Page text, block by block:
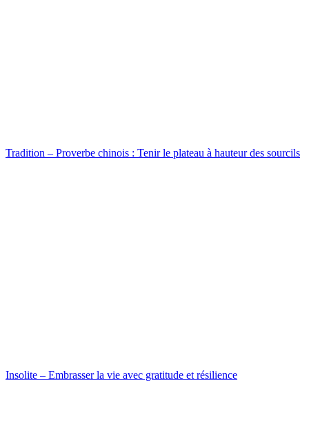
Tradition – Proverbe chinois : Tenir le plateau à hauteur des sourcils
Insolite – Embrasser la vie avec gratitude et résilience